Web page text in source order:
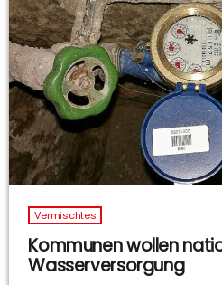
Vermischtes
Kommunen wollen
Wasserversorgung